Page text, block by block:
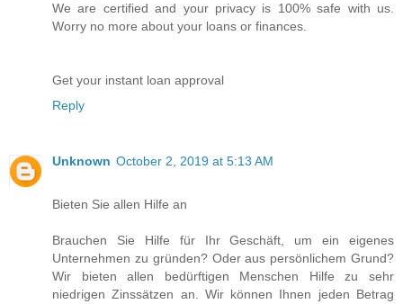
We are certified and your privacy is 100% safe with us.
Worry no more about your loans or finances.
Get your instant loan approval
Reply
Unknown October 2, 2019 at 5:13 AM
Bieten Sie allen Hilfe an
Brauchen Sie Hilfe für Ihr Geschäft, um ein eigenes
Unternehmen zu gründen? Oder aus persönlichem Grund?
Wir bieten allen bedürftigen Menschen Hilfe zu sehr
niedrigen Zinssätzen an. Wir können Ihnen jeden Betrag